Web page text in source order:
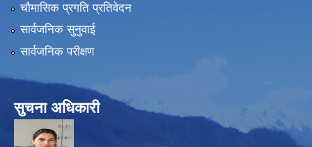
चौमासिक प्रगति प्रतिवेदन
सार्वजनिक सुनुवाई
सार्वजनिक परीक्षण
सुचना अधिकारी